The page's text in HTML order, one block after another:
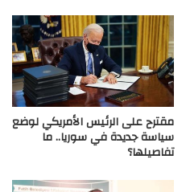
مقترح على الرئيس الأمريكي لوضع
سياسة جديدة في سوريا.. ما
تفاصيلها؟